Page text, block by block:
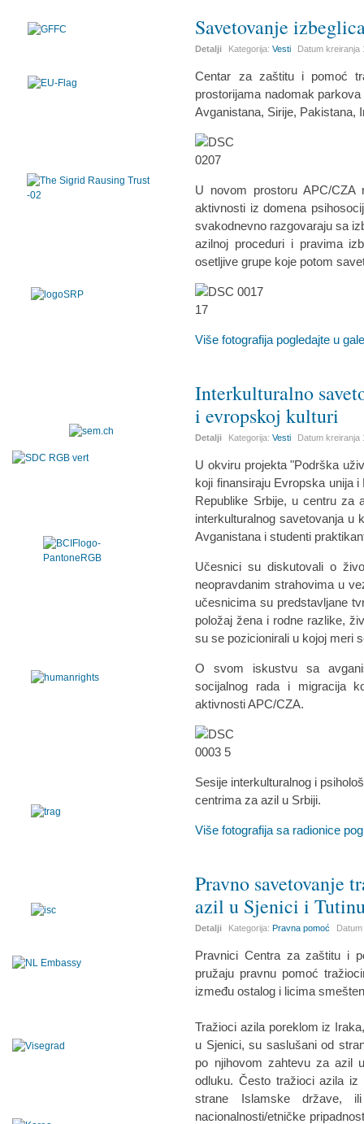
Savetovanje
Detalji Kategorija:Vesti Datum kreiranja
Centar za zaštitu i pomoć
prostorijama nadomak
Avganistana, Sirije, Pakistana,
U novom prostoru APC/CZA
aktivnosti iz domena
svakodnevno razgovaraju sa
azilnoj proceduri i pravima
osetljive grupe koje potom
Više fotografija pogledajte u
Interkulturalno
i evropskoj kulturi
Detalji Kategorija:Vesti Datum kreiranja
U okviru projekta "Podrška
koji finansiraju Evropska unija
Republike Srbije, u centru za
interkulturalnog savetovanja u
Avganistana i studenti
Učesnici su diskutovali o
neopravdanim strahovima u
učesnicima su predstavljane
položaj žena i rodne razlike,
su se pozicionirali u kojoj meri
O svom iskustvu sa
socijalnog rada i migracija
aktivnosti APC/CZA.
Sesije interkulturalnog i
centrima za azil u Srbiji.
Više fotografija sa radionice
Pravno savetovanje
azil u Sjenici i
Detalji Kategorija:Pravna pomoć
Pravnici Centra za zaštitu i
pružaju pravnu pomoć
između ostalog i licima
Tražioci azila poreklom iz
u Sjenici, su saslušani od
po njihovom zahtevu za azil
odluku. Često tražioci azila
strane Islamske države,
nacionalnosti/etničke